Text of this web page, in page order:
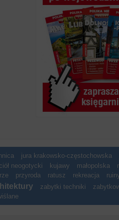
jura krakowsko-częstochowska
neogotycki kujawy małopolska
przyroda ratusz rekreacja
zabytki techniki